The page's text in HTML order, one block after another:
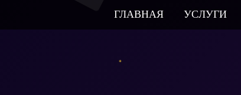
ГЛАВНАЯ УСЛУГИ